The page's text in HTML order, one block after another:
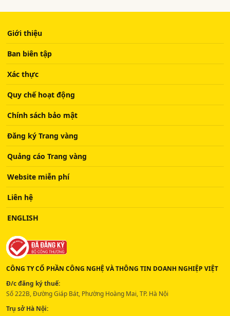
Giới thiệu
Ban biên tập
Xác thực
Quy chế hoạt động
Chính sách bảo mật
Đăng ký Trang vàng
Quảng cáo Trang vàng
Website miễn phí
Liên hệ
ENGLISH
CÔNG TY CỔ PHẦN CÔNG NGHỆ VÀ THÔNG TIN DOANH NGHIỆP VIỆT
Đ/c đăng ký thuế:
Số 222B, Đường Giáp Bát, Phường Hoàng Mai, TP. Hà Nội
Trụ sở Hà Nội: